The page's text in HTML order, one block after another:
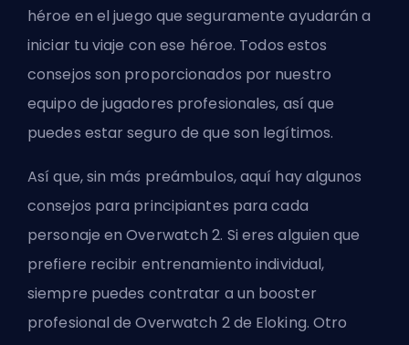
héroe en el juego que seguramente ayudarán a
iniciar tu viaje con ese héroe. Todos estos
consejos son proporcionados por nuestro
equipo de jugadores profesionales, así que
puedes estar seguro de que son legítimos.
Así que, sin más preámbulos, aquí hay algunos
consejos para principiantes para cada
personaje en Overwatch 2. Si eres alguien que
prefiere recibir entrenamiento individual,
siempre puedes contratar a un booster
profesional de Overwatch 2de Eloking. Otro